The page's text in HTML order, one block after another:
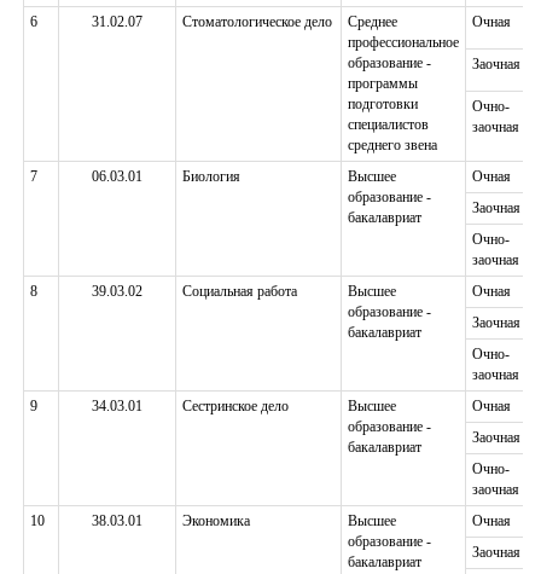
6 31.02.07 Стоматологическое дело
Среднее
профессиональное
образование -
программы
подготовки
специалистов
среднего звена
Очная
Заочная
Очно-
заочная
7 06.03.01 Биология
Высшее
образование -
бакалавриат
Очная
Заочная
Очно-
заочная
8
39.03.02 Социальная работа
Высшее
образование -
бакалавриат
Очная
Заочная
Очно-
заочная
9
34.03.01 Сестринское дело
Высшее
образование -
бакалавриат
Очная
Заочная
Очно-
заочная
10
38.03.01 Экономика
Высшее
образование -
бакалавриат
Очная
Заочная